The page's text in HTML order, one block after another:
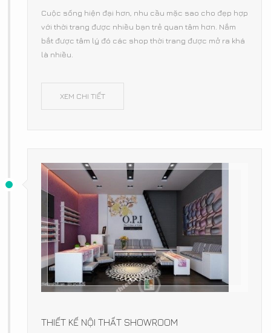
Cuộc sống hiện đại hơn, nhu cầu mặc sao cho đẹp hợp
với thời trang được nhiều bạn trẻ quan tâm hơn. Nắm
bắt được tâm lý đó các shop thời trang được mở ra khá
là nhiều.
XEM CHI TIẾT
THIẾT KẾ NỘI THẤT SHOWROOM